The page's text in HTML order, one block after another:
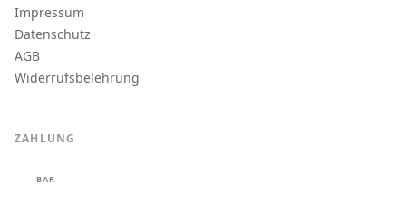
Impressum
Datenschutz
AGB
Widerrufsbelehrung
ZAHLUNG
BAR